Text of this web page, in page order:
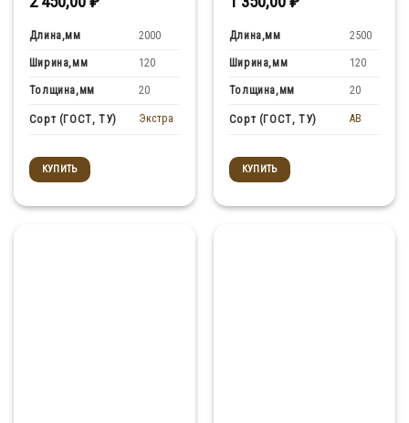
Длина,мм 2000
Ширина,мм 120
Толщина,мм 20
Сорт (ГОСТ, ТУ) Экстра
КУПИТЬ
Длина,мм 2500
Ширина,мм 120
Толщина,мм 20
Сорт (ГОСТ, ТУ) AB
КУПИТЬ